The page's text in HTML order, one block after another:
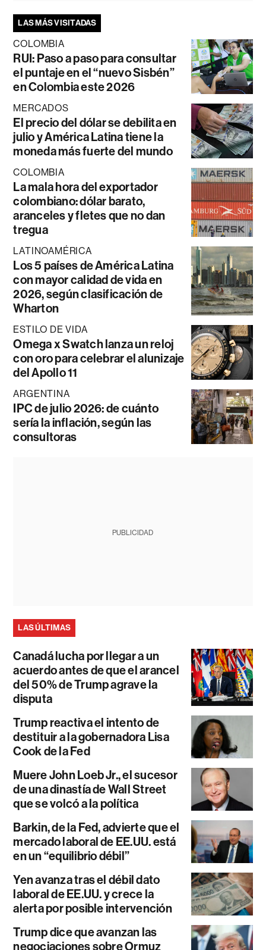
LAS MÁS VISITADAS
COLOMBIA
RUI: Paso a paso para consultar
el puntaje en el “nuevo Sisbén”
en Colombia este 2026
MERCADOS
El precio del dólar se debilita en
julio y América Latina tiene la
moneda más fuerte del mundo
COLOMBIA
La mala hora del exportador
colombiano: dólar barato,
aranceles y fletes que no dan
tregua
LATINOAMÉRICA
Los 5 países de América Latina
con mayor calidad de vida en
2026, según clasificación de
Wharton
ESTILO DE VIDA
Omega x Swatch lanza un reloj
con oro para celebrar el alunizaje
del Apollo 11
ARGENTINA
IPC de julio 2026: de cuánto
sería la inflación, según las
consultoras
PUBLICIDAD
LAS ÚLTIMAS
Canadá lucha por llegar a un
acuerdo antes de que el arancel
del 50% de Trump agrave la
disputa
Trump reactiva el intento de
destituir a la gobernadora Lisa
Cook de la Fed
Muere John Loeb Jr., el sucesor
de una dinastía de Wall Street
que se volcó a la política
Barkin, de la Fed, advierte que el
mercado laboral de EE.UU. está
en un “equilibrio débil”
Yen avanza tras el débil dato
laboral de EE.UU. y crece la
alerta por posible intervención
Trump dice que avanzan las
negociaciones sobre Ormuz